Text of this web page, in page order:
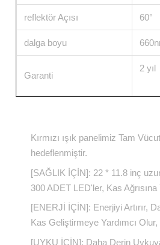
reflektör Açısı 60°
dalga boyu
Garanti
2 yıl
Kırmızı ışık panelimiz Tam
hedeflenmiştir.
[SAĞLIK İÇİN]: 22 * ​​11.8 inç
300 ADET LED'ler, Kas Ağrısına
[ENERJİ İÇİN]: Enerjiyi Artırır,
Kas Geliştirmeye Yardımcı Olur,
[UYKU İÇİN]: Daha Derin